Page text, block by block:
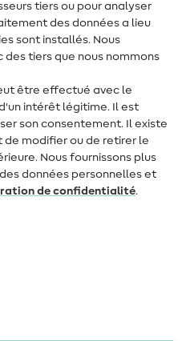
tiers ou pour analyser
des données a lieu
sont installés. Nous
tiers que nous nommons
être effectué avec le
intérêt légitime. Il est
son consentement. Il existe
de modifier ou de retirer le
Nous fournissons plus
données personnelles et
de confidentialité.